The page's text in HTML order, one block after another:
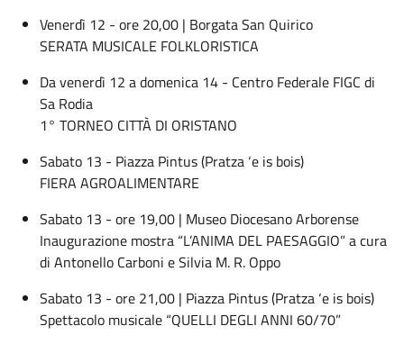
Venerdì 12 - ore 20,00 | Borgata San Quirico
SERATA MUSICALE FOLKLORISTICA
Da venerdì 12 a domenica 14 - Centro Federale FIGC di
Sa Rodia
1° TORNEO CITTÀ DI ORISTANO
Sabato 13 - Piazza Pintus (Pratza ‘e is bois)
FIERA AGROALIMENTARE
Sabato 13 - ore 19,00 | Museo Diocesano Arborense
Inaugurazione mostra “L’ANIMA DEL PAESAGGIO” a cura
di Antonello Carboni e Silvia M. R. Oppo
Sabato 13 - ore 21,00 | Piazza Pintus (Pratza ‘e is bois)
Spettacolo musicale “QUELLI DEGLI ANNI 60/70”